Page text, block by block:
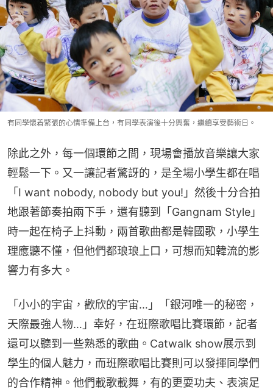
有同學懷着緊張的心情準備上台，有同學表演後十分興奮，繼續享受藝術日。
除此之外，每一個環節之間，現場會播放音樂讓大家
輕鬆一下。又一讓記者驚訝的，是全場小學生都在唱
「I want nobody, nobody but you!」然後十分合拍
地跟著節奏拍兩下手，還有聽到「Gangnam Style」
時一起在椅子上抖動，兩首歌曲都是韓國歌，小學生
理應聽不懂，但他們都琅琅上口，可想而知韓流的影
響力有多大。
「小小的宇宙，歡欣的宇宙…」「銀河唯一的秘密，
天際最強人物…」幸好，在班際歌唱比賽環節，記者
還可以聽到一些熟悉的歌曲。Catwalk show展示到
學生的個人魅力，而班際歌唱比賽則可以發揮同學們
的合作精神。他們載歌載舞，有的更耍功夫、表演足